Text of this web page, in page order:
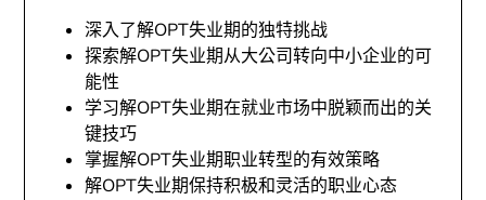
深入了解OPT失业期的独特挑战
探索解OPT失业期从大公司转向中小企业的可
能性
学习解OPT失业期在就业市场中脱颖而出的关
键技巧
掌握解OPT失业期职业转型的有效策略
解OPT失业期保持积极和灵活的职业心态